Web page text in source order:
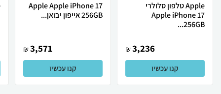
Apple טלפון סלולרי
Apple iPhone 17
256GB...
3,236
₪
קנו עכשיו
Apple Apple iPhone 17
256GB אייפון יבואן...
3,571
₪
קנו עכשיו